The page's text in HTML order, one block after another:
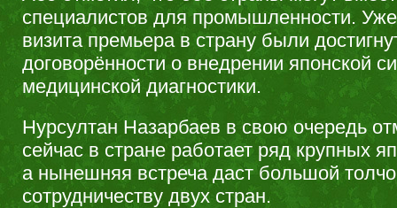
специалистов для промышленности. Уже
визита премьера в страну были
договорённости о внедрении японской
медицинской диагностики.
Нурсултан Назарбаев в свою очередь
сейчас в стране работает ряд крупных
а нынешняя встреча даст большой
сотрудничеству двух стран.